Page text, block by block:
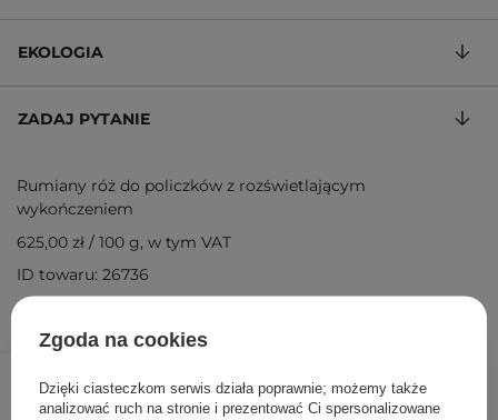
EKOLOGIA
ZADAJ PYTANIE
Rumiany róż do policzków z rozświetlającym
wykończeniem
625,00 zł / 100 g, w tym VAT
ID towaru: 26736
Zgoda na cookies
Dzięki ciasteczkom serwis działa poprawnie; możemy także
analizować ruch na stronie i prezentować Ci spersonalizowane